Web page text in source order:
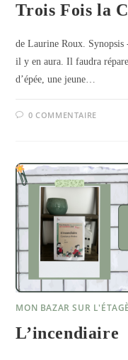
Trois Fois la
de Laurine Roux.
il y en aura. Il faudra
d’épée, une jeune…
0 COMMENTAIRE
MON BAZAR SUR
L’incendiaire